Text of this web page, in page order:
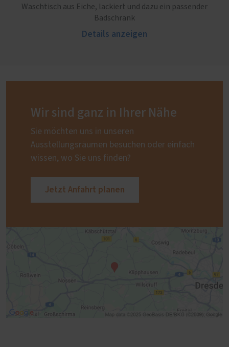
Waschtisch aus Eiche, lackiert und dazu ein passender
Badschrank
Details anzeigen
Wir sind ganz in Ihrer Nähe
Sie möchten uns in unseren
Ausstellungsräumen besuchen oder einfach
wissen, wo Sie uns finden?
Jetzt Anfahrt planen